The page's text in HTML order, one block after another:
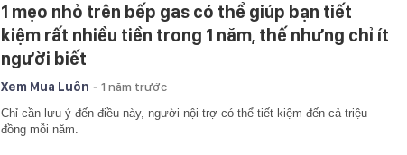
1 mẹo nhỏ trên bếp gas có thể giúp bạn tiết
kiệm rất nhiều tiền trong 1 năm, thế nhưng chỉ ít
người biết
Xem Mua Luôn - 1 năm trước
Chỉ cần lưu ý đến điều này, người nội trợ có thể tiết kiệm đến cả triệu
đồng mỗi năm.